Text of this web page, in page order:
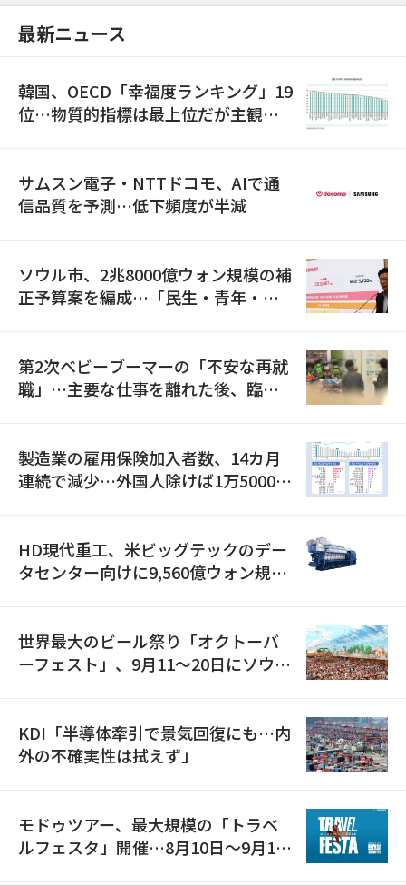
最新ニュース
韓国、OECD「幸福度ランキング」19
位…物質的指標は最上位だが主観的
サムスン電子・NTTドコモ、AIで通
信品質を予測…低下頻度が半減
ソウル市、2兆8000億ウォン規模の補
正予算案を編成…「民生・青年・安
第2次ベビーブーマーの「不安な再就
職」…主要な仕事を離れた後、臨時
製造業の雇用保険加入者数、14カ月
連続で減少…外国人除けば1万5000人
HD現代重工、米ビッグテックのデー
タセンター向けに9,560億ウォン規模
世界最大のビール祭り「オクトーバ
ーフェスト」、9月11〜20日にソウル
KDI「半導体牽引で景気回復にも…内
外の不確実性は拭えず」
モドゥツアー、最大規模の「トラベ
ルフェスタ」開催…8月10日～9月11